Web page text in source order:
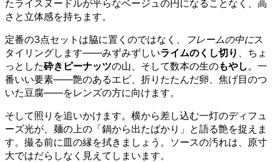
たライスヌードルが平らなベージュの円になることなく、高
さと立体感を持ちます。
定番の3点セットは脇に置くのではなく、
フレームの中にス
タイリングします——みずみずしいライムのくし切り
、ちょ
っとした砕きピーナッツの山、そして数本の生のもやし 。一
番いい要素——艶のあるエビ、折りたたんだ卵、焦げ目のつ
いた豆腐——をレンズの方に向けます。
そして照りを追いかけます。横から差し込む一灯のディフュ
ーズ光が、麺の上の「鍋から出たばかり」と語る艶を捉えま
す。撮る前に皿の縁を拭きましょう。ソースの汚れは、原寸
大ではだらしなく見えてしまいます。